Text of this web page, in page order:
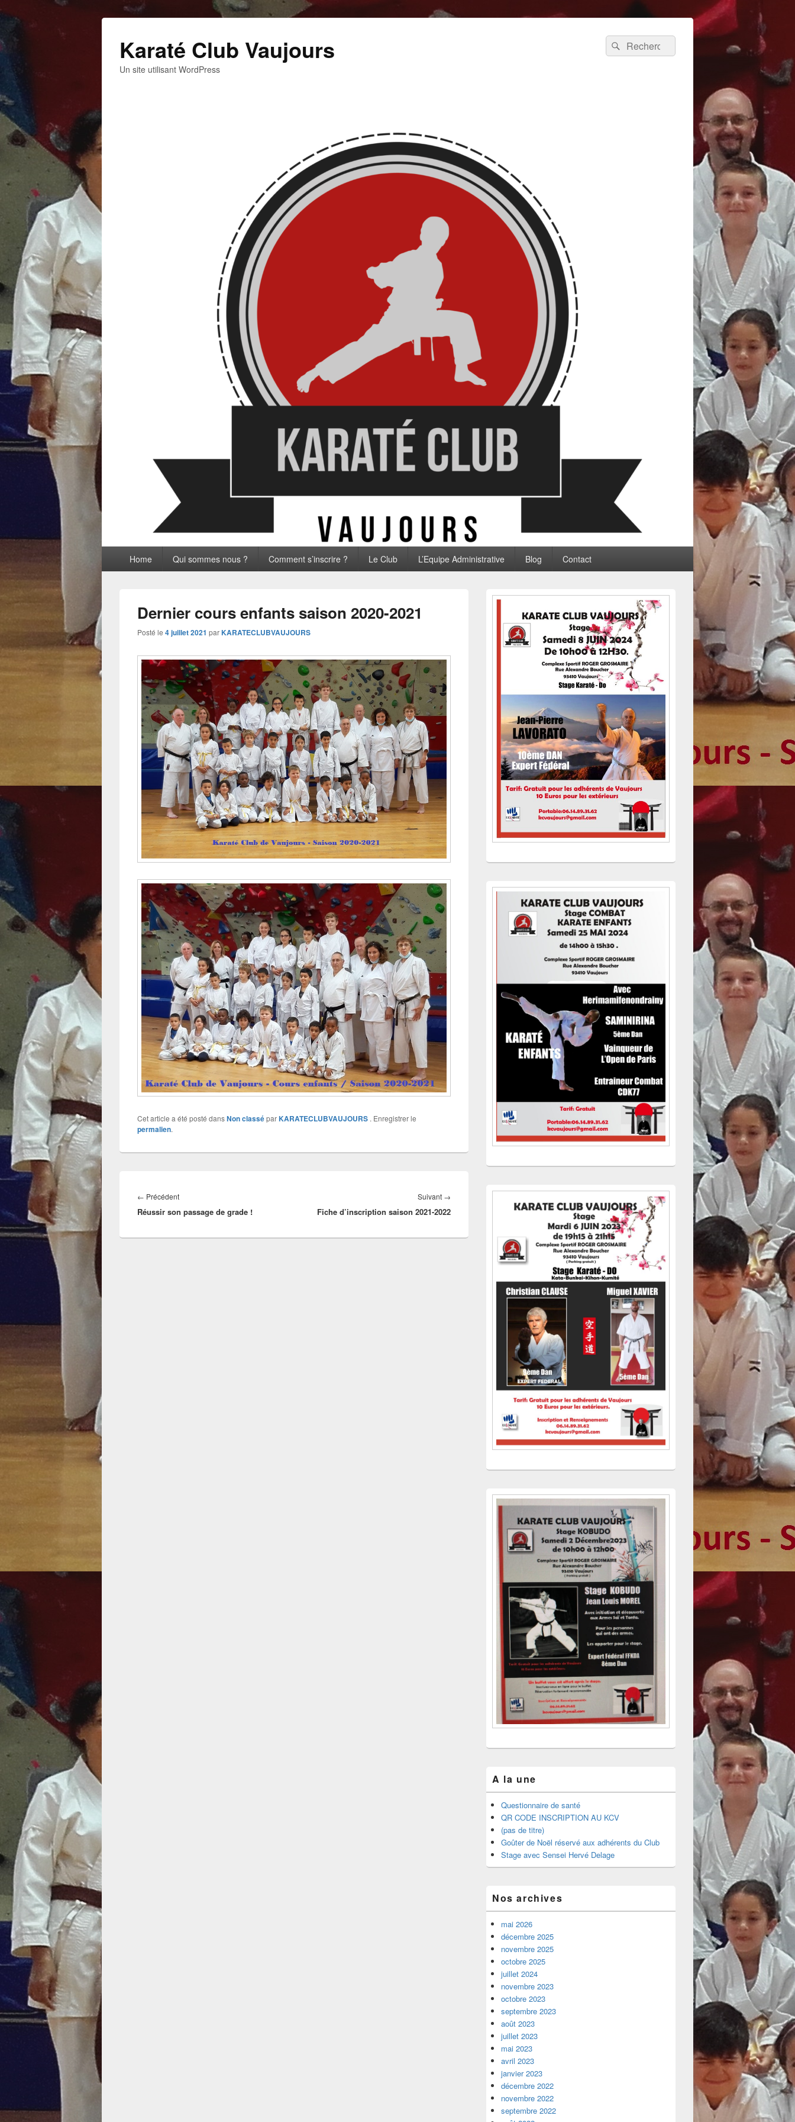
Karaté Club Vaujours
Un site utilisant WordPress
Recherche :
Rechercher
principalHome Qui sommes nous ? Comment s’inscrire ? Le Club L’Equipe Administrative Blog Contact
Dernier cours enfants saison 2020-2021
Posté le 4 juillet 2021 parKARATECLUBVAUJOURS
Cet article a été posté dansNon classéparKARATECLUBVAUJOURS . Enregistrer le
permalien.
de
l’article
← PrécédentArticle
précédent :
Réussir son passage de grade !
Suivant →
suivant :
Fiche d’inscription saison 2021-2022
Zone
widget
A la une
Questionnaire de santé
QR CODE INSCRIPTION AU KCV
(pas de titre)
Goûter de Noël réservé aux adhérents du Club
Stage avec Sensei Hervé Delage
Nos archives
mai 2026
décembre 2025
novembre 2025
octobre 2025
juillet 2024
novembre 2023
octobre 2023
septembre 2023
août 2023
juillet 2023
mai 2023
avril 2023
janvier 2023
décembre 2022
novembre 2022
septembre 2022